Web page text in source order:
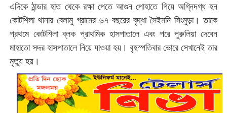
এদিকে ঠান্ডার হাত থেকে রক্ষা পেতে আগুন পোহাতে গিয়ে অগ্নিদগ্ধ হন
কোটশিলা থানার বেলামু গ্রামের ৬৭ বছরের বৃদ্ধা সৈইমনি সিংমুড়া। তাকে
প্রথমে কোটশিলা ব্লক প্রাথমিক হাসপাতালে এবং পরে পুরুলিয়া দেবেন
মাহাতো সদর হাসপাতালে নিয়ে যাওয়া হয়। বৃহস্পতিবার ভোরে সেখানেই তার
মৃত্যু হয়।